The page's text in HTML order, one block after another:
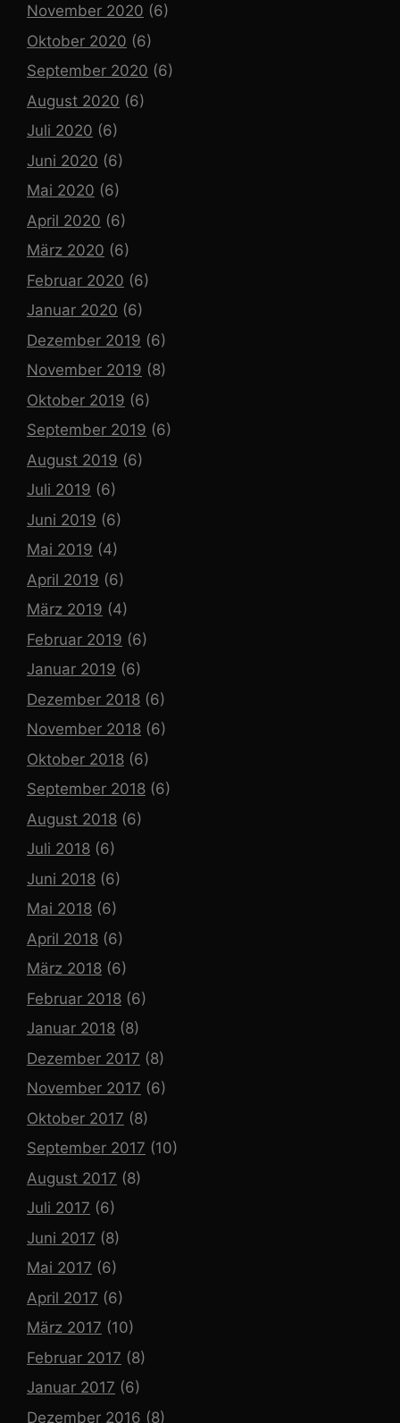
November 2020 (6)
Oktober 2020 (6)
September 2020 (6)
August 2020 (6)
Juli 2020 (6)
Juni 2020 (6)
Mai 2020 (6)
April 2020 (6)
März 2020 (6)
Februar 2020 (6)
Januar 2020 (6)
Dezember 2019 (6)
November 2019 (8)
Oktober 2019 (6)
September 2019 (6)
August 2019 (6)
Juli 2019 (6)
Juni 2019 (6)
Mai 2019 (4)
April 2019 (6)
März 2019 (4)
Februar 2019 (6)
Januar 2019 (6)
Dezember 2018 (6)
November 2018 (6)
Oktober 2018 (6)
September 2018 (6)
August 2018 (6)
Juli 2018 (6)
Juni 2018 (6)
Mai 2018 (6)
April 2018 (6)
März 2018 (6)
Februar 2018 (6)
Januar 2018 (8)
Dezember 2017 (8)
November 2017 (6)
Oktober 2017 (8)
September 2017 (10)
August 2017 (8)
Juli 2017 (6)
Juni 2017 (8)
Mai 2017 (6)
April 2017 (6)
März 2017 (10)
Februar 2017 (8)
Januar 2017 (6)
Dezember 2016 (8)